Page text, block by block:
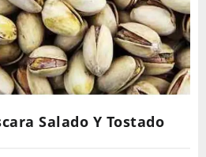
Salado Y Tostado